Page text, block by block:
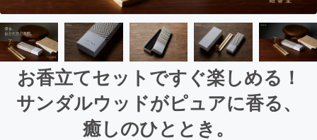
お香立てセットですぐ楽しめる！
サンダルウッドがピュアに香る、
癒しのひととき。